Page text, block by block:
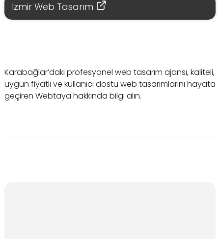
İzmir Web Tasarım
Karabağlar’daki profesyonel web tasarım ajansı, kaliteli,
uygun fiyatlı ve kullanıcı dostu web tasarımlarını hayata
geçiren Webtaya hakkında bilgi alın.